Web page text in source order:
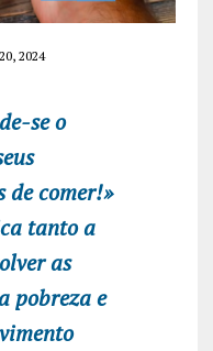
2024
se o
de comer!»
tanto a
as
pobreza e